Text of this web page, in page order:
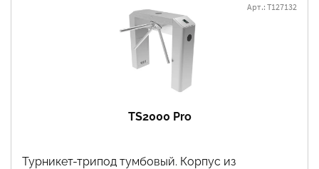
TS2000 Pro
Арт.: Т127132
Турникет-трипод тумбовый. Корпус из